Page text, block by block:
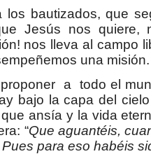
los bautizados, que
Jesús nos
nos lleva al campo
una misión.
a todo el
bajo la capa del
ansía y la vida
“Que aguantéis,
para eso habéis